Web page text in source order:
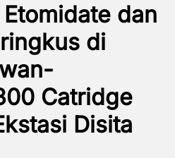
dan
di
Catridge
Disita